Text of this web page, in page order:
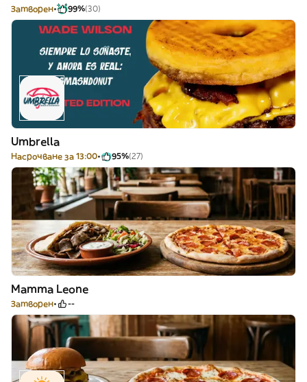
Затворен 99%(30)
Umbrella
Насрочване за 13:00 95%(27)
Mamma Leone
Затворен --